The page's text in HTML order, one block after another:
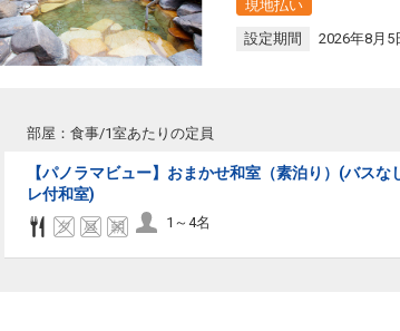
現地払い
設定期間
2026年8月5
部屋：食事/1室あたりの定員
【パノラマビュー】おまかせ和室（素泊り）(バスな
レ付和室)
1～4名